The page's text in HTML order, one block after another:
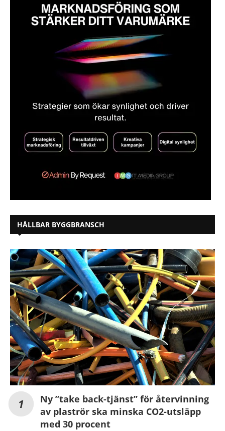
HÅLLBAR BYGGBRANSCH
Ny ”take back-tjänst” för återvinning
av plaströr ska minska CO2-utsläpp
med 30 procent